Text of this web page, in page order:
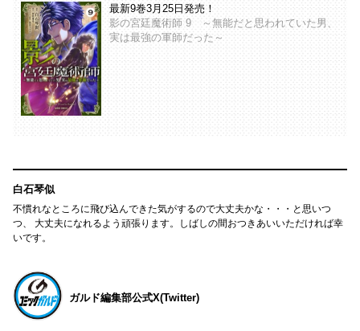
最新9巻3月25日発売！
影の宮廷魔術師 9 ～無能だと思われていた男、
実は最強の軍師だった～
白石琴似
不慣れなところに飛び込んできた気がするので大丈夫かな・・・と思いつ
つ、 大丈夫になれるよう頑張ります。しばしの間おつきあいいただければ幸
いです。
ガルド編集部公式X(Twitter)